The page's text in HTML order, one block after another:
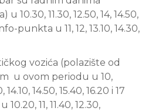
10.30, 11.30, 12.50, 14, 14.50,
punkta u 11, 12, 13.10, 14.30,
vozića (polazište od
u ovom periodu u 10,
14.10, 14.50, 15.40, 16.20 i 17
11, 11.40, 12.30,